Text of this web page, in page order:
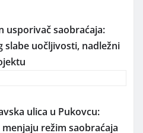
usporivač saobraćaja:
slabe uočljivosti, nadležni
ulica u Pukovcu:
režim saobraćaja